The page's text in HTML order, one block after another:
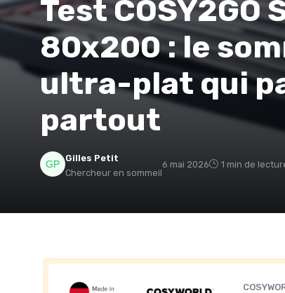
Test
80x200 : le
ultra-plat qui
partout
Gilles Petit
Chercheur en sommeil
6 mai 2026 1 min de